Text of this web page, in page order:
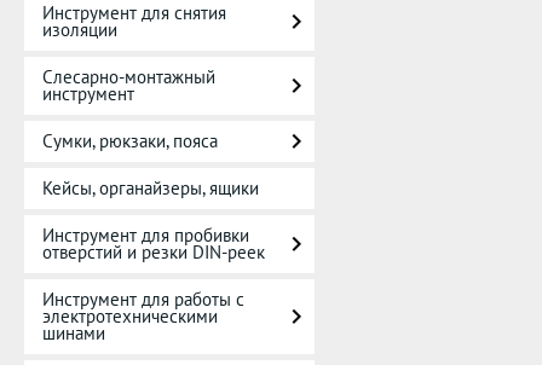
Инструмент для снятия
изоляции
Слесарно-монтажный
инструмент
Сумки, рюкзаки, пояса
Кейсы, органайзеры, ящики
Инструмент для пробивки
отверстий и резки DIN-реек
Инструмент для работы с
электротехническими
шинами